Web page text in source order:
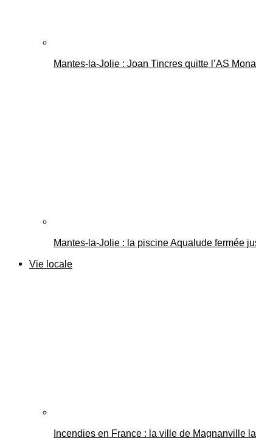
Mantes-la-Jolie : Joan Tincres quitte l’AS
Mantes-la-Jolie : la piscine Aqualude fermée
Vie locale
Incendies en France : la ville de Magnanville